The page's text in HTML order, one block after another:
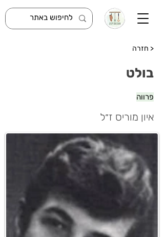
< חזרה
בולט
פרווה
איון מוריס ז״ל